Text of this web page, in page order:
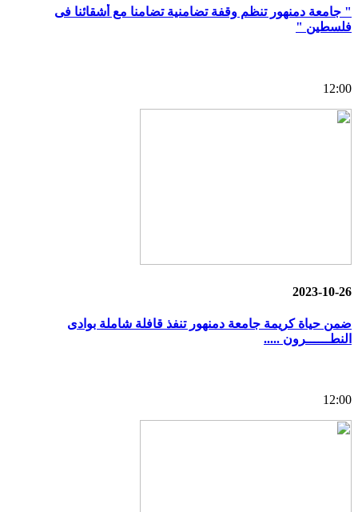
" جامعة دمنهور تنظم وقفة تضامنية تضامنا مع أشقائنا فى
فلسطين "
12:00
2023-10-26
ضمن حياة كريمة جامعة دمنهور تنفذ قافلة شاملة بوادى
النطــــــرون .....
12:00